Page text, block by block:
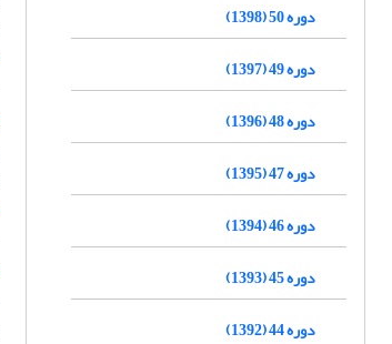
دوره 50 (1398)
دوره 49 (1397)
دوره 48 (1396)
دوره 47 (1395)
دوره 46 (1394)
دوره 45 (1393)
دوره 44 (1392)